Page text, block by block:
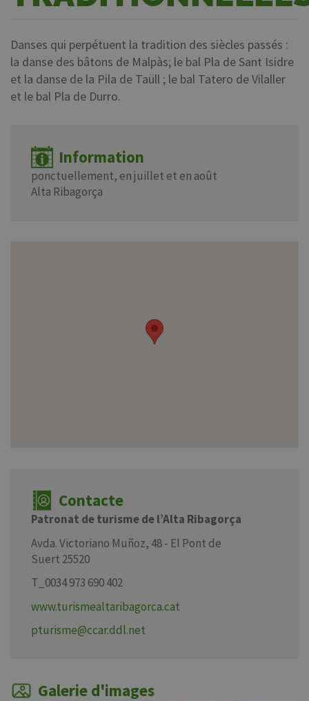
Danses qui perpétuent la tradition des siècles passés :
la danse des bâtons de Malpàs; le bal Pla de Sant Isidre
et la danse de la Pila de Taüll ; le bal Tatero de Vilaller
et le bal Pla de Durro.
Information
ponctuellement, en juillet et en août
Alta Ribagorça
Contacte
Patronat de turisme de l’Alta Ribagorça
Avda. Victoriano Muñoz, 48 - El Pont de
Suert 25520
T_0034 973 690 402
www.turismealtaribagorca.cat
pturisme@ccar.ddl.net
Galerie d'images